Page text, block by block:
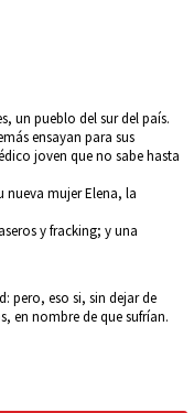
un pueblo del sur del país.
ensayan para sus
joven que no sabe hasta
nueva mujer Elena, la
y fracking; y una
pero, eso si, sin dejar de
en nombre de que sufrían.